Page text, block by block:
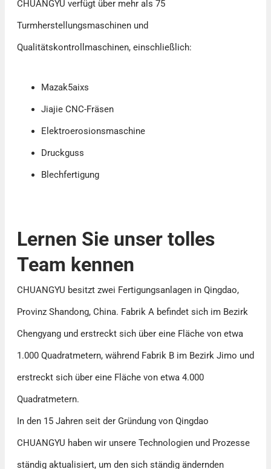
CHUANGYU verfügt über mehr als 75
Turmherstellungsmaschinen und
Qualitätskontrollmaschinen, einschließlich:
Mazak5aixs
Jiajie CNC-Fräsen
Elektroerosionsmaschine
Druckguss
Blechfertigung
Lernen Sie unser tolles
Team kennen
CHUANGYU besitzt zwei Fertigungsanlagen in Qingdao,
Provinz Shandong, China. Fabrik A befindet sich im Bezirk
Chengyang und erstreckt sich über eine Fläche von etwa
1.000 Quadratmetern, während Fabrik B im Bezirk Jimo und
erstreckt sich über eine Fläche von etwa 4.000
Quadratmetern.
In den 15 Jahren seit der Gründung von Qingdao
CHUANGYU haben wir unsere Technologien und Prozesse
ständig aktualisiert, um den sich ständig ändernden